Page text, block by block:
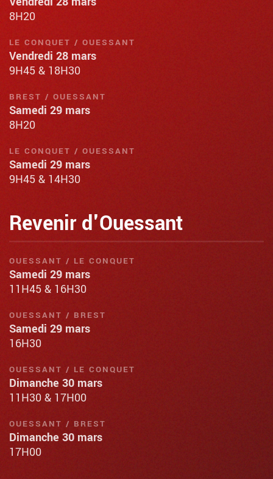
8H20
LE CONQUET / OUESSANT
Vendredi 28 mars
9H45 & 18H30
BREST / OUESSANT
Samedi 29 mars
8H20
LE CONQUET / OUESSANT
Samedi 29 mars
9H45 & 14H30
Revenir d'Ouessant
OUESSANT / LE CONQUET
Samedi 29 mars
11H45 & 16H30
OUESSANT / BREST
Samedi 29 mars
16H30
OUESSANT / LE CONQUET
Dimanche 30 mars
11H30 & 17H00
OUESSANT / BREST
Dimanche 30 mars
17H00